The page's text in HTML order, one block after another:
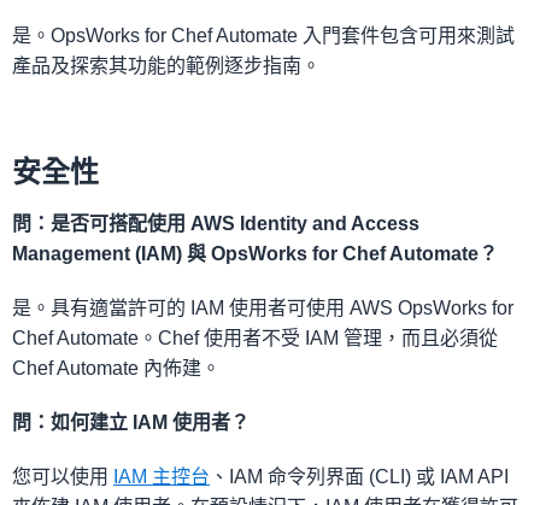
是。OpsWorks for Chef Automate 入門套件包含可用來測試
產品及探索其功能的範例逐步指南。
安全性
問：是否可搭配使用 AWS Identity and Access
Management (IAM) 與 OpsWorks for Chef Automate？
是。具有適當許可的 IAM 使用者可使用 AWS OpsWorks for
Chef Automate。Chef 使用者不受 IAM 管理，而且必須從
Chef Automate 內佈建。
問：如何建立 IAM 使用者？
您可以使用 IAM 主控台 、IAM 命令列界面 (CLI) 或 IAM API